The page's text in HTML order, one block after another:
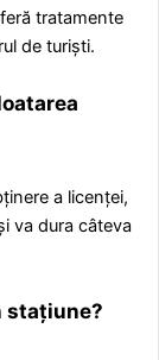
tratamente
de turiști.
a licenței,
va dura câteva
stațiune?